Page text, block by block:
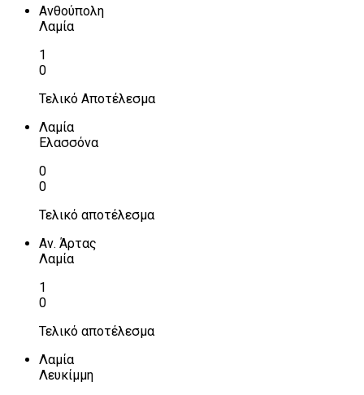
Ανθούπολη
Λαμία
1
0
Τελικό Αποτέλεσμα
Λαμία
Ελασσόνα
0
0
Τελικό αποτέλεσμα
Αν. Άρτας
Λαμία
1
0
Τελικό αποτέλεσμα
Λαμία
Λευκίμμη